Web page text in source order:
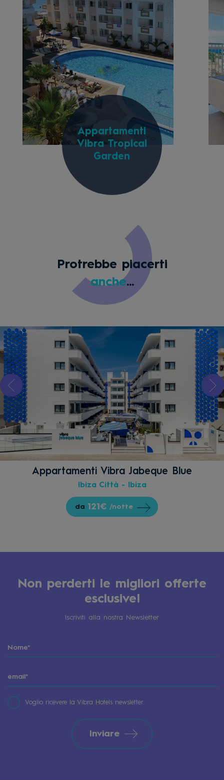
Appartamenti
Vibra Tropical
Garden
Protrebbe piacerti
anche...
Appartamenti Vibra Jabeque Blue
Ibiza Città - Ibiza
da 121€ /notte
Non perderti le migliori offerte
esclusive!
Iscriviti alla nostra Newsletter
Voglio ricevere la Vibra Hotels newsletter.
Inviare